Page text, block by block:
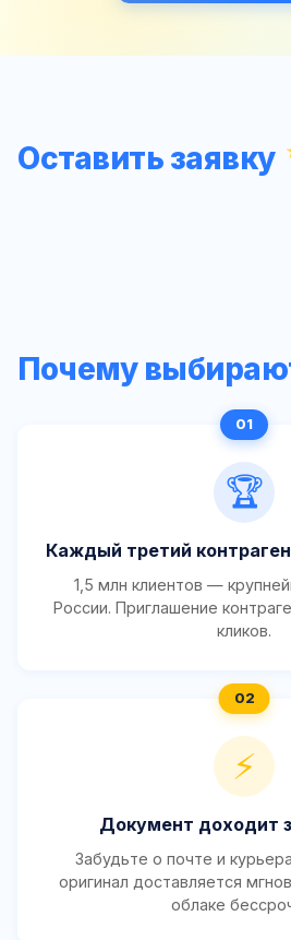
Оставить заявку
Почему
🏆
Каждый третий
1,5 млн клиентов —
России. Приглашение
кликов.
⚡
Документ доходит
Забудьте о почте и
оригинал доставляется
облаке